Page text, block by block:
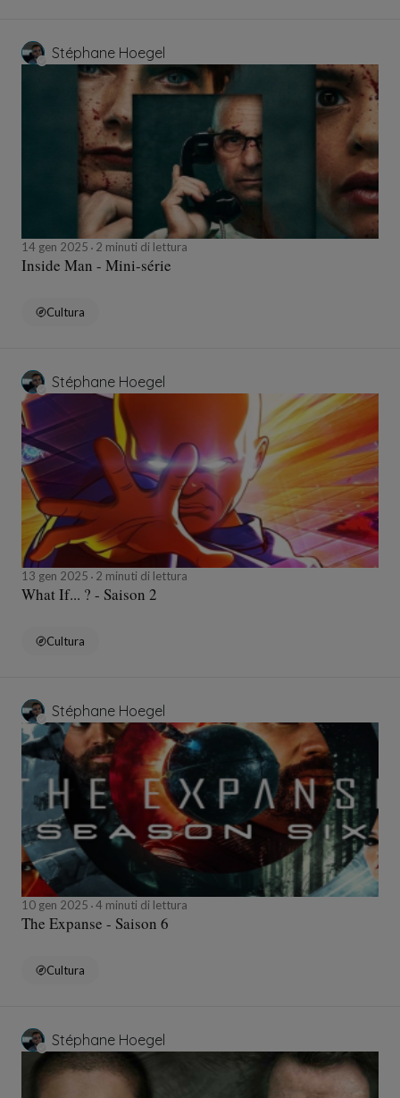
Stéphane Hoegel
14 gen 2025 2 minuti di lettura
Inside Man - Mini-série
Cultura
Stéphane Hoegel
13 gen 2025 2 minuti di lettura
What If... ? - Saison 2
Cultura
Stéphane Hoegel
10 gen 2025 4 minuti di lettura
The Expanse - Saison 6
Cultura
Stéphane Hoegel